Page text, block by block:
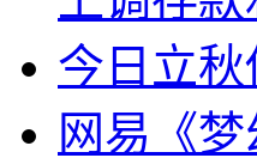
今日立
网易《